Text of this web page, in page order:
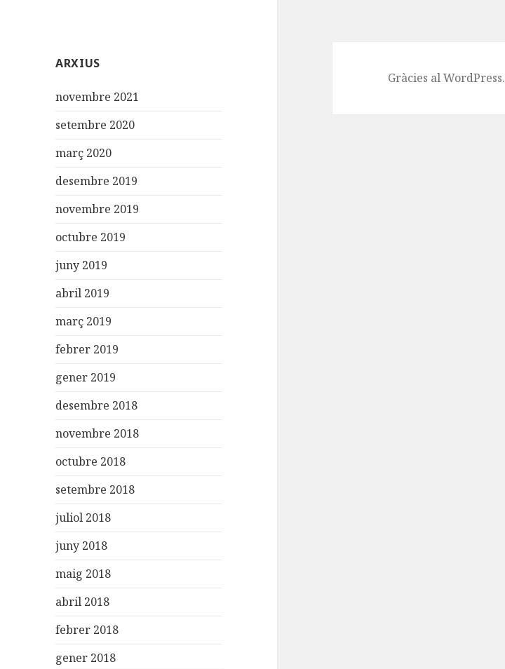
ARXIUS
novembre 2021
setembre 2020
març 2020
desembre 2019
novembre 2019
octubre 2019
juny 2019
abril 2019
març 2019
febrer 2019
gener 2019
desembre 2018
novembre 2018
octubre 2018
setembre 2018
juliol 2018
juny 2018
maig 2018
abril 2018
febrer 2018
gener 2018
Gràcies al WordPress.